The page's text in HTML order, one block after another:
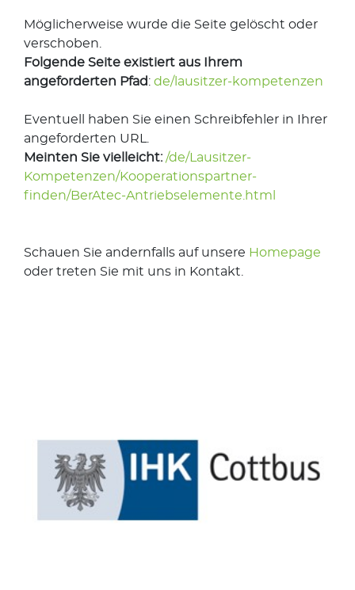
Möglicherweise wurde die Seite gelöscht oder
verschoben.
Folgende Seite existiert aus Ihrem
angeforderten Pfad: de/lausitzer-kompetenzen
Eventuell haben Sie einen Schreibfehler in Ihrer
angeforderten URL.
Meinten Sie vielleicht: /de/Lausitzer-
Kompetenzen/Kooperationspartner-
finden/BerAtec-Antriebselemente.html
Schauen Sie andernfalls auf unsere Homepage
oder treten Sie mit uns in Kontakt.